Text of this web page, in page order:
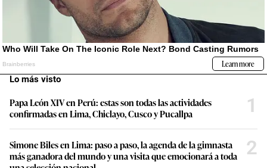
Lo más visto
Papa León XIV en Perú: estas son todas las actividades
confirmadas en Lima, Chiclayo, Cusco y Pucallpa
1
Simone Biles en Lima: paso a paso, la agenda de la gimnasta
más ganadora del mundo y una visita que emocionará a toda
2